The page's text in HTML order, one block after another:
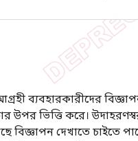
ব্যবহারকারীদের
উপর ভিত্তি করে।
বিজ্ঞাপন দেখাতে চাইতে